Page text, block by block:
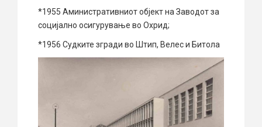
*1955 Аминистративниот објект на Заводот за
социјално осигурување во Охрид;
*1956 Судките згради во Штип, Велес и Битола